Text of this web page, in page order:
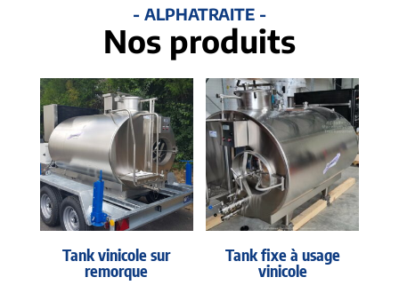
- ALPHATRAITE -
Nos produits
Tank vinicole sur
remorque
Tank fixe à usage
vinicole